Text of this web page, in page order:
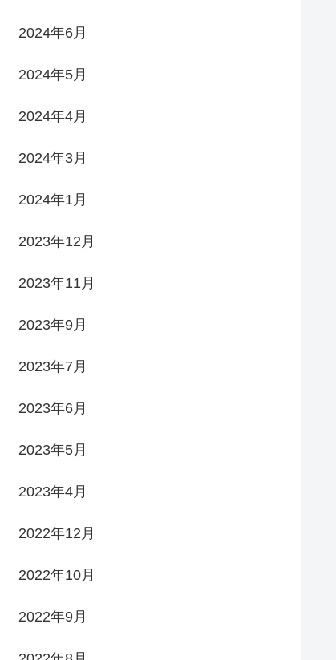
2024年6月
2024年5月
2024年4月
2024年3月
2024年1月
2023年12月
2023年11月
2023年9月
2023年7月
2023年6月
2023年5月
2023年4月
2022年12月
2022年10月
2022年9月